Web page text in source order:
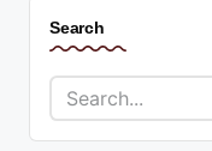
Search